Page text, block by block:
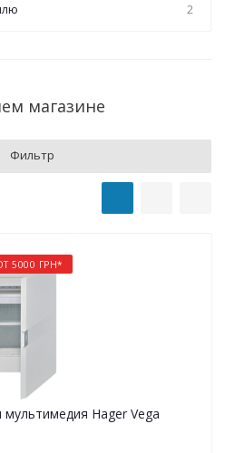
2
магазине
Фильтр
5000 ГРН*
Hager Vega